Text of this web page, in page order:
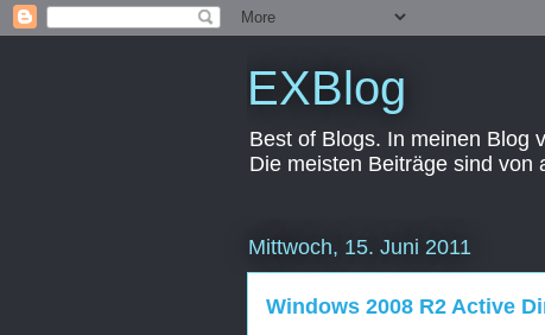
EXBlog
Best of Blogs. In meinen Blog
Die meisten Beiträge sind von
Mittwoch, 15. Juni 2011
Windows 2008 R2 Active